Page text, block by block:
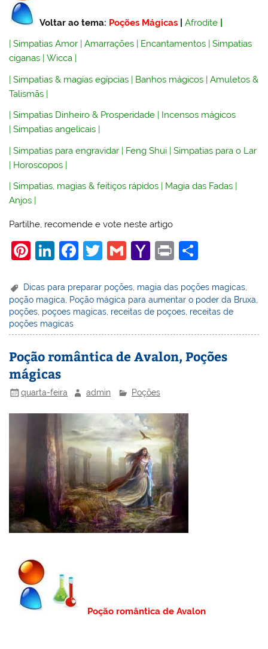
Voltar ao tema: Poções Mágicas |Afrodite
|Simpatias Amor |Amarrações Encantamentos |Simpatias
ciganas |Wicca
|Simpatias & magias egípcias | Banhos mágicos |Amuletos &
Talismãs |
|Simpatias Dinheiro & Prosperidade | Incensos mágicos
|Simpatias angelicais |
|Simpatias para engravidar | Feng Shui |Simpatias para o Lar
| Horoscopos |
|Simpatias, magias & feitiços rápidos | Magia das Fadas |
Anjos |
Partilhe, recomende e vote neste artigo
Pi
er
e
st
Li
k
e
dI
F
c
e
o
o
k
T
itt
er
G
ai
l
Y
h
o
M
ai
l
Pr
t
ar
e
Dicas para preparar poções magia das poções magicas
poção magica
Poção mágica para aumentar o poder da Bruxa
poções poçoes magicas receitas de poçoes receitas de
poções magicas
Poção romântica de Avalon, Poções
mágicas
quarta-feira admin Poções
Poção romântica de Avalon